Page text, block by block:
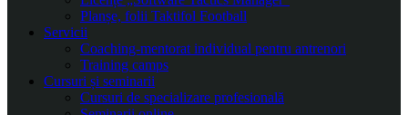
Planșe, folii Taktifol Football
Servicii
Coaching-mentorat individual pentru antrenori
Training camps
Cursuri și seminarii
Cursuri de specializare profesională